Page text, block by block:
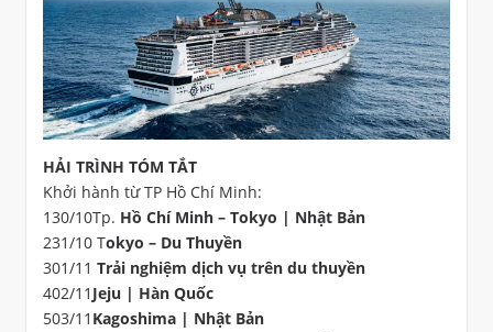
HẢI TRÌNH TÓM TẮT
Khởi hành từ TP Hồ Chí Minh:
130/10Tp. Hồ Chí Minh – Tokyo | Nhật Bản
231/10 Tokyo – Du Thuyền
301/11 Trải nghiệm dịch vụ trên du thuyền
402/11 Jeju | Hàn Quốc
503/11 Kagoshima | Nhật Bản